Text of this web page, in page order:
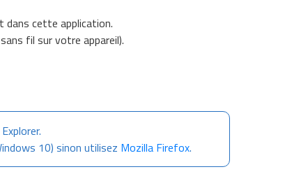
dans cette application.
fil sur votre appareil).
10) sinon utilisez Mozilla Firefox.